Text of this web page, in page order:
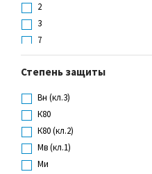
2
3
7
8
9
Степень защиты
Вн (кл.3)
К80
К80 (кл.2)
Мв (кл.1)
Ми